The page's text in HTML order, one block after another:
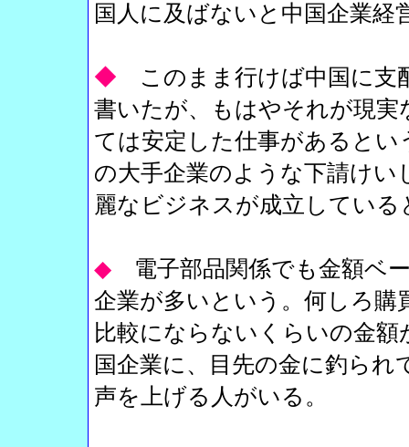
国人に及ばないと中国企業経
◆
このまま行けば中国に
書いたが、もはやそれが現
ては安定した仕事があると
の大手企業のような下請け
麗なビジネスが成立している
◆ 電子部品関係でも金額ベ
企業が多いという。何しろ購
比較にならないくらいの金
国企業に、目先の金に釣ら
声を上げる人がいる。